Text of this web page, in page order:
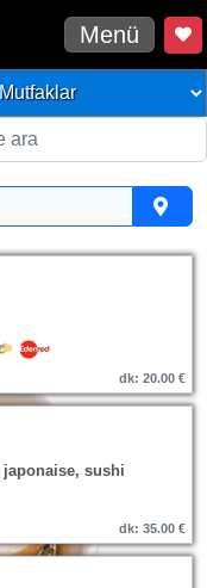
Menü
dk: 20.00 €
sushi
dk: 35.00 €